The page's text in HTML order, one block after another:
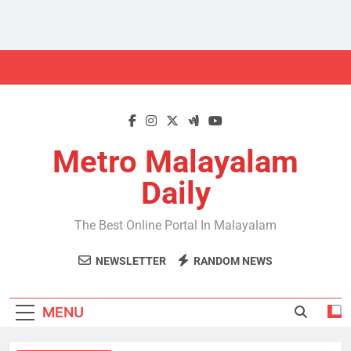
Metro Malayalam
Daily
The Best Online Portal In Malayalam
NEWSLETTER RANDOM NEWS
MENU